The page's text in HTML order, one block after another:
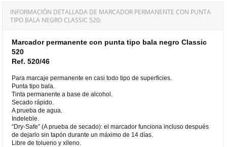
INFORMACIÓN DETALLADA DE MARCADOR PERMANENTE CON PUNTA
TIPO BALA NEGRO CLASSIC 520:
Marcador permanente con punta tipo bala negro Classic
520
Ref. 520/46
Para marcaje permanente en casi todo tipo de superficies.
Punta tipo bala.
Tinta permanente a base de alcohol.
Secado rápido.
A prueba de agua.
Indeleble.
“Dry-Safe” (A prueba de secado): el marcador funciona incluso después
de dejarlo sin tapón durante un máximo de 14 días.
Libre de tolueno y xileno.